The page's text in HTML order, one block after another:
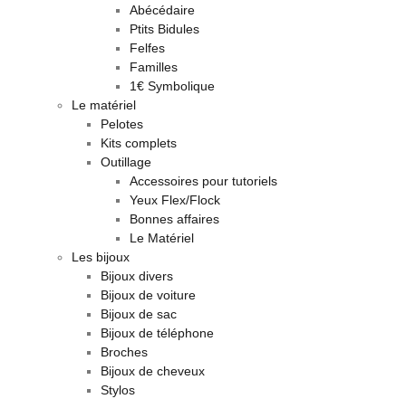
Abécédaire
Ptits Bidules
Felfes
Familles
1€ Symbolique
Le matériel
Pelotes
Kits complets
Outillage
Accessoires pour tutoriels
Yeux Flex/Flock
Bonnes affaires
Le Matériel
Les bijoux
Bijoux divers
Bijoux de voiture
Bijoux de sac
Bijoux de téléphone
Broches
Bijoux de cheveux
Stylos